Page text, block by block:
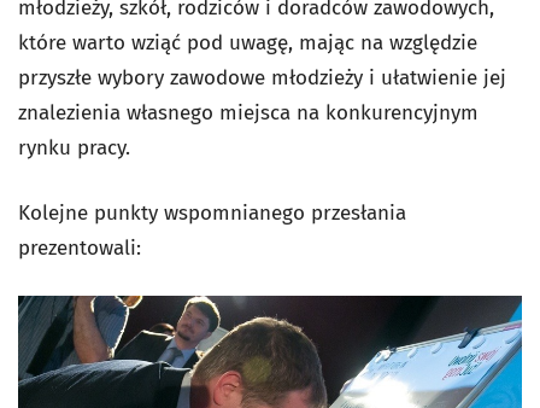
młodzieży, szkół, rodziców i doradców zawodowych,
które warto wziąć pod uwagę, mając na względzie
przyszłe wybory zawodowe młodzieży i ułatwienie jej
znalezienia własnego miejsca na konkurencyjnym
rynku pracy.
Kolejne punkty wspomnianego przesłania
prezentowali: